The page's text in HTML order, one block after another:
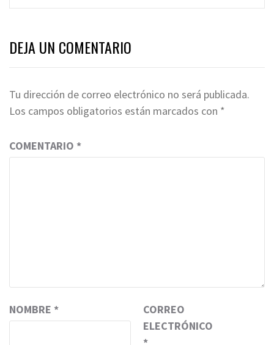
DEJA UN COMENTARIO
Tu dirección de correo electrónico no será publicada.
Los campos obligatorios están marcados con *
COMENTARIO *
NOMBRE *
CORREO
ELECTRÓNICO